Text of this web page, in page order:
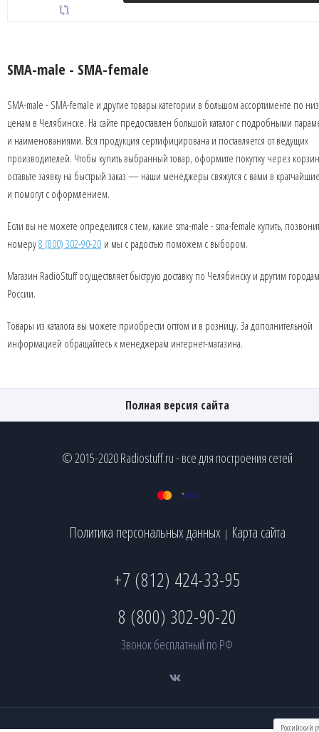
SMA-male - SMA-female
SMA-male - SMA-female и другие товары категории в большом ассортименте по
ценам в Челябинске. На сайте предоставлен большой каталог с подробными
и наименованиями. Вся продукция сертифицирована и поставляется от ведущих
производителей. Чтобы купить выбранный товар, оформите покупку через
оставьте заявку на быстрый заказ — наши менеджеры свяжутся с вами в
и помогут с оформлением.
Если вы не можете определится с тем, какие sma-male - sma-female купить,
номеру8 (800) 302-90-20 и мы с радостью поможем с выбором.
Магазин RadioStuff осуществляет быструю доставку по Челябинску и другим городам
России.
Товары из каталога вы можете приобрести оптом и в розницу. За дополнительной
информацией обращайтесь к менеджерам интернет-магазина.
Полная версия сайта
© 2015-2020 Radiostuff.ru - все для построения сетей
Политика персональных данных | Карта сайта
+7 (812) 424-33-95
8 (800) 302-90-20
Звонок бесплатный по РФ